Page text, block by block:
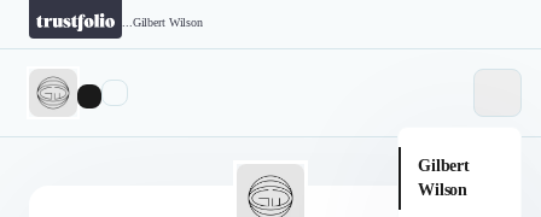
Gilbert Wilson
Gilbert
Wilson